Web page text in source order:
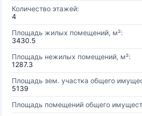
Количество этажей:
4
Площадь жилых помещений, м²:
3430.5
Площадь нежилых помещений, м²:
1287.3
Площадь зем. участка общего
5139
Площадь помещений общего